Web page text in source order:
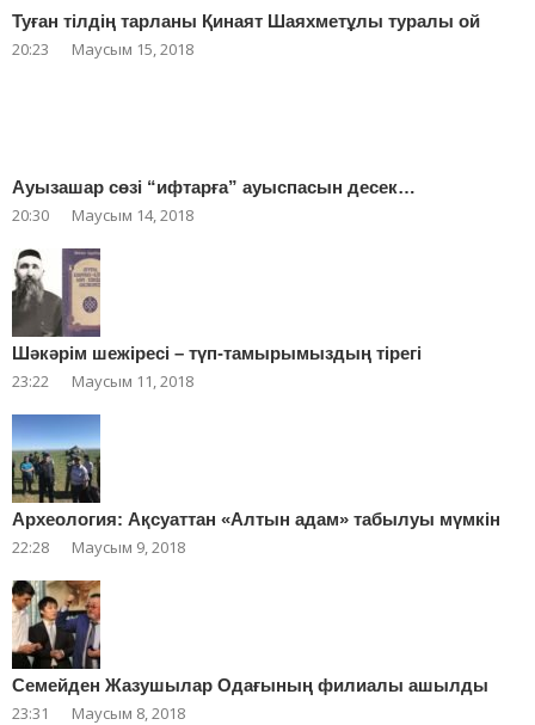
Туған тілдің тарланы Қинаят Шаяхметұлы туралы ой
20:23 Маусым 15, 2018
Ауызашар сөзі “ифтарға” ауыспасын десек…
20:30 Маусым 14, 2018
Шәкәрім шежіресі – түп-тамырымыздың тірегі
23:22 Маусым 11, 2018
Археология: Ақсуаттан «Алтын адам» табылуы мүмкін
22:28 Маусым 9, 2018
Cемейден Жазушылар Одағының филиалы ашылды
23:31 Маусым 8, 2018